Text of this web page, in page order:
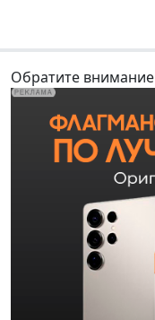
Обратите внимание